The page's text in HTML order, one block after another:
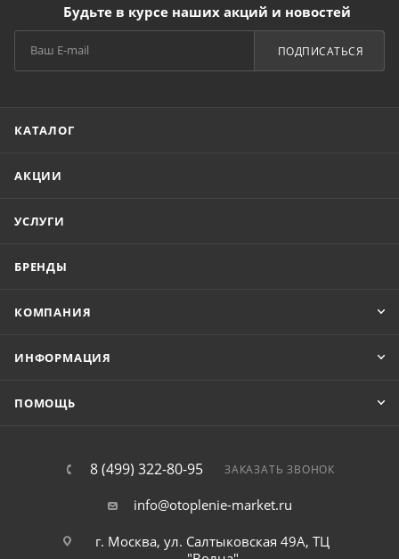
Будьте в курсе наших акций и новостей
ПОДПИСАТЬСЯ
КАТАЛОГ
АКЦИИ
УСЛУГИ
БРЕНДЫ
КОМПАНИЯ
ИНФОРМАЦИЯ
ПОМОЩЬ
8 (499) 322-80-95 ЗАКАЗАТЬ ЗВОНОК
info@otoplenie-market.ru
г. Москва, ул. Салтыковская 49А, ТЦ